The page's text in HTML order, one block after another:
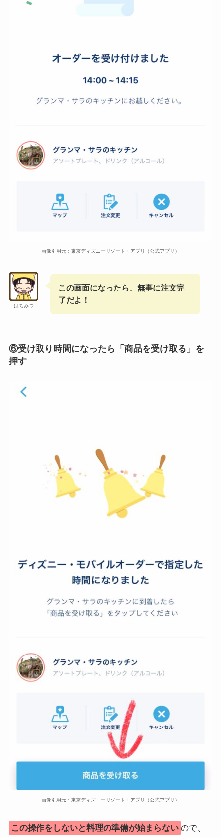
画像引用元：東京ディズニーリゾート・アプリ（公式アプリ）
はちみつ
この画面になったら、無事に注文完
了だよ！
⑥受け取り時間になったら「商品を受け取る」を
押す
画像引用元：東京ディズニーリゾート・アプリ（公式アプリ）
この操作をしないと料理の準備が始まらない ので、